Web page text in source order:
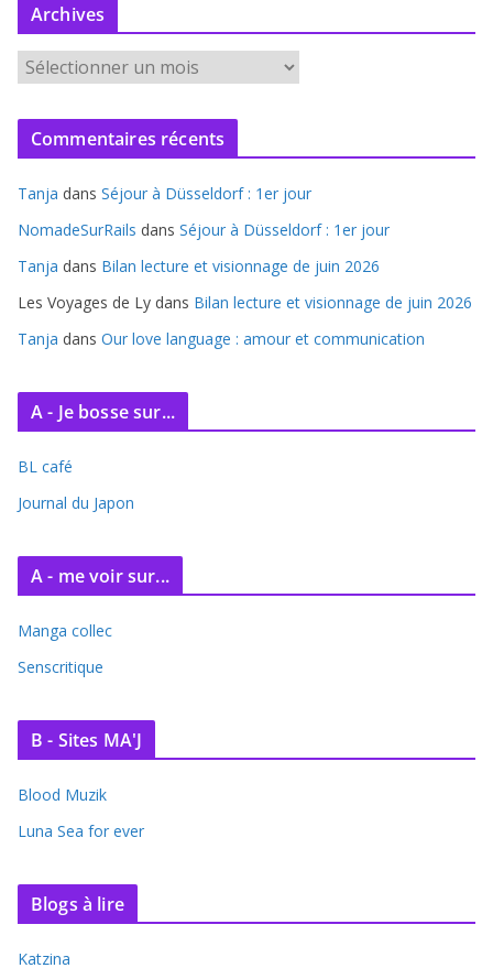
Archives
r
c
v
e
s
Commentaires récents
Tanja dans Séjour à Düsseldorf : 1er jour
NomadeSurRails dans Séjour à Düsseldorf : 1er jour
Tanja dans Bilan lecture et visionnage de juin 2026
Les Voyages de Ly dans Bilan lecture et visionnage de juin 2026
Tanja dans Our love language : amour et communication
A - Je bosse sur...
BL café
Journal du Japon
A - me voir sur...
Manga collec
Senscritique
B - Sites MA'J
Blood Muzik
Luna Sea for ever
Blogs à lire
Katzina